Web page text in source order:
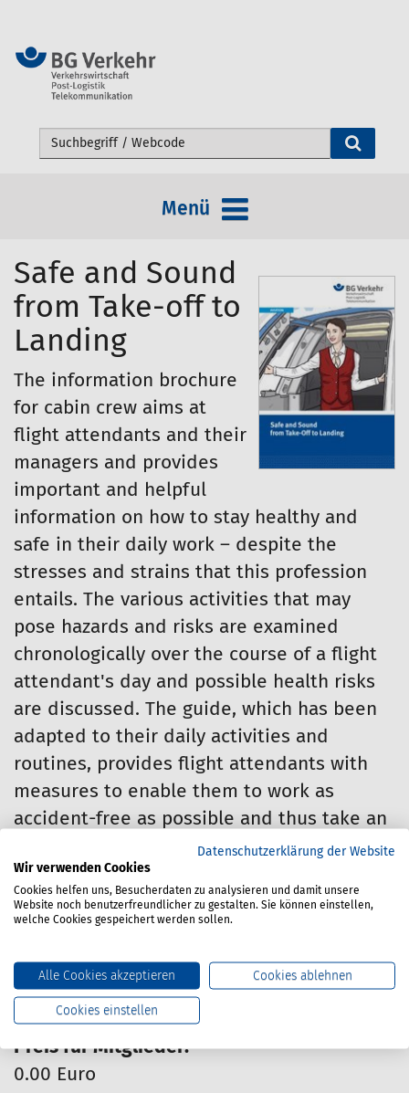
Webseite durchsuchen
Menü
Safe and Sound
from Take-off to
Landing
The information brochure
for cabin crew aims at
flight attendants and their
managers and provides
important and helpful
information on how to stay healthy and
safe in their daily work – despite the
stresses and strains that this profession
entails. The various activities that may
pose hazards and risks are examined
chronologically over the course of a flight
attendant's day and possible health risks
are discussed. The guide, which has been
adapted to their daily activities and
routines, provides flight attendants with
measures to enable them to work as
accident-free as possible and thus take an
important step towards maintaining their
own health.
Stand: 04/2025
Preis für Mitglieder:
0.00 Euro
Datenschutzerklärung der Website
Wir verwenden Cookies
Cookies helfen uns, Besucherdaten zu analysieren und damit unsere
Website noch benutzerfreundlicher zu gestalten. Sie können einstellen,
welche Cookies gespeichert werden sollen.
Alle Cookies akzeptieren Cookies ablehnen
Cookies einstellen